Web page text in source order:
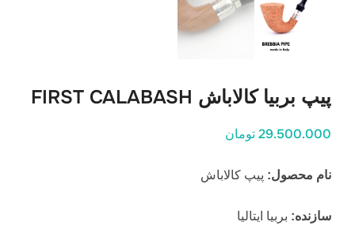
پیپ بربیا کالاباش FIRST CALABASH
29.500.000 تومان
نام محصول: پیپ کالاباش
سازنده: بربیا ایتالیا